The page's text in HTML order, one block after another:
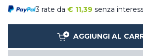
3 rate da € 11,39 senza
AGGIUNGI AL